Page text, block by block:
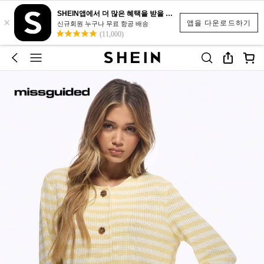
앱을 다운로드하기
×
SHEIN앱에서 더 많은 혜택을 받을 수 있어요.
신규회원 누구나 무료 항공 배송
(11,000)